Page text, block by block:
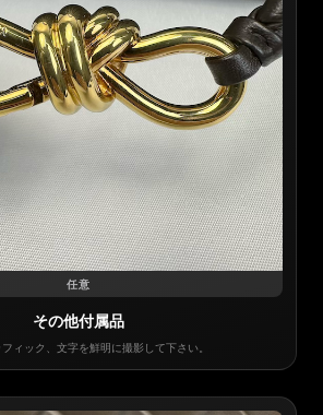
任意
その他付属品
ィック、文字を鮮明に撮影して下さい。